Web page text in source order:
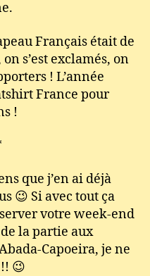
Français était de
s’est exclamés, on
! L’année
France pour
!
que j’en ai déjà
😉 Si avec tout ça
votre week-end
la partie aux
Capoeira, je ne
😉